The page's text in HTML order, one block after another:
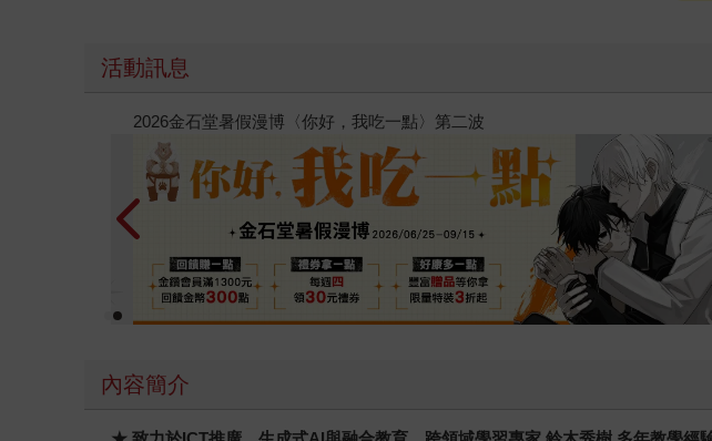
活動訊息
春光ｘ奇幻基地｜全書系展
內容簡介